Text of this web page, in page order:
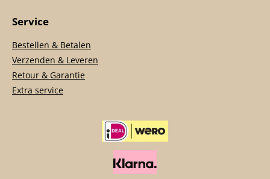
Service
Bestellen & Betalen
Verzenden & Leveren
Retour & Garantie
Extra service